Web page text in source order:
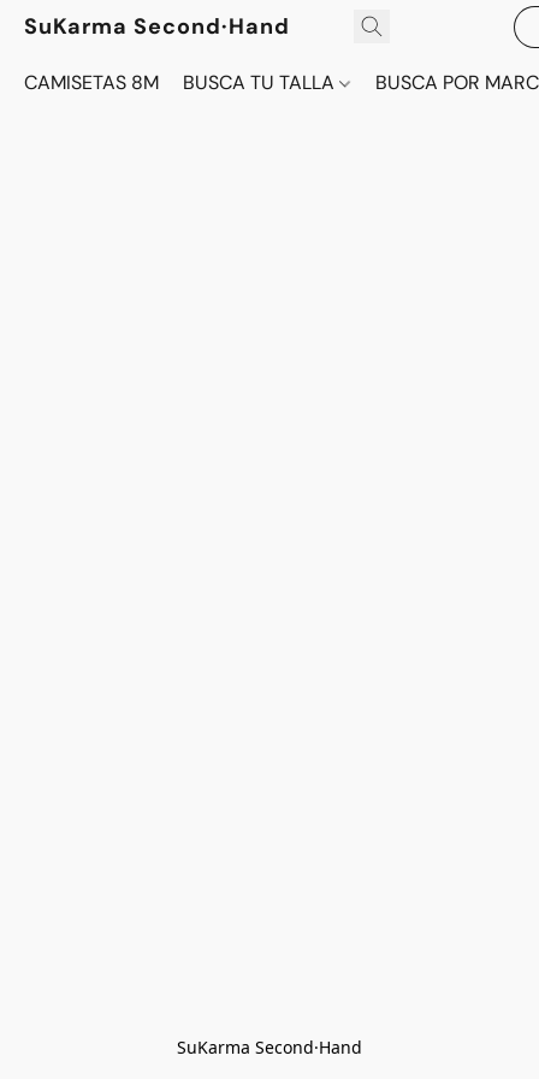
SuKarma Second·Hand
CAMISETAS 8M BUSCA TU TALLA BUSCA POR
SuKarma Second·Hand